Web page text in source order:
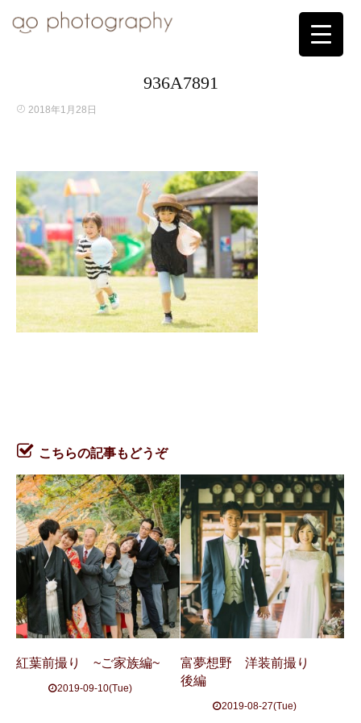
936A7891
2018年1月28日
こちらの記事もどうぞ
紅葉前撮り ~ご家族編~
2019-09-10(Tue)
富夢想野 洋装前撮り
後編
2019-08-27(Tue)